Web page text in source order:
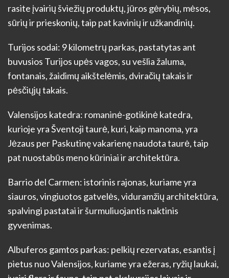
rasite įvairių šviežių produktų, jūros gėrybių, mėsos,
sūrių ir prieskonių, taip pat kavinių ir užkandinių.
Turijos sodai: 9 kilometrų parkas, pastatytas ant
buvusios Turijos upės vagos, su vešlia žaluma,
fontanais, žaidimų aikštelėmis, dviračių takais ir
pėsčiųjų takais.
Valensijos katedra: romaninė-gotikinė katedra,
kurioje yra Šventoji taurė, kuri, kaip manoma, yra
Jėzaus per Paskutinę vakarienę naudota taurė, taip
pat nuostabūs meno kūriniai ir architektūra.
Barrio del Carmen: istorinis rajonas, kuriame yra
siauros, vingiuotos gatvelės, viduramžių architektūra,
spalvingi pastatai ir šurmuliuojantis naktinis
gyvenimas.
Albuferos gamtos parkas: pelkių rezervatas, esantis į
pietus nuo Valensijos, kuriame yra ežeras, ryžių laukai,